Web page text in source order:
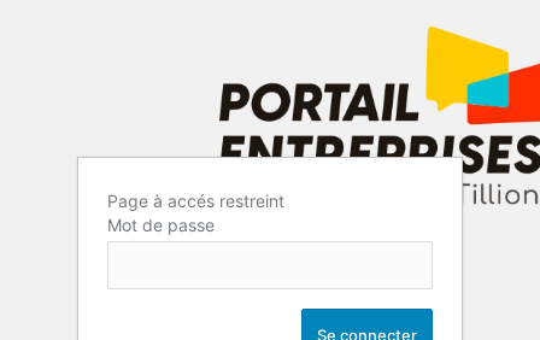
Page à accés restreint
Mot de passe